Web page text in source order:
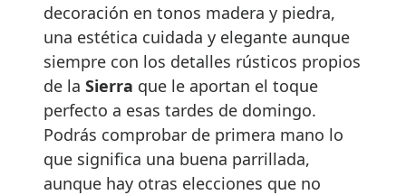
decoración en tonos madera y piedra,
una estética cuidada y elegante aunque
siempre con los detalles rústicos propios
de la Sierra que le aportan el toque
perfecto a esas tardes de domingo.
Podrás comprobar de primera mano lo
que significa una buena parrillada,
aunque hay otras elecciones que no